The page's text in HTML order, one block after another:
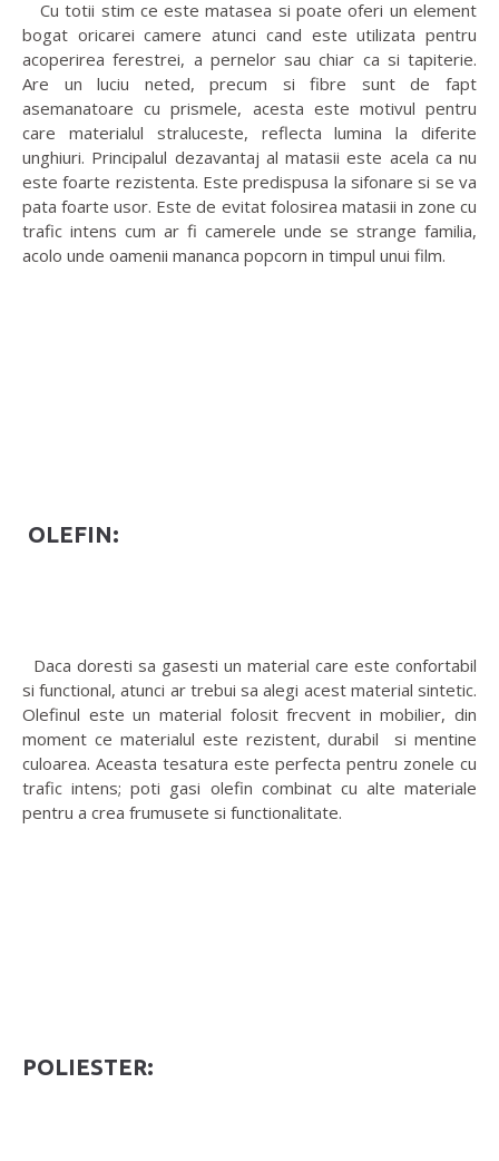
Cu totii stim ce este matasea si poate oferi un element
bogat oricarei camere atunci cand este utilizata pentru
acoperirea ferestrei, a pernelor sau chiar ca si tapiterie.
Are un luciu neted, precum si fibre sunt de fapt
asemanatoare cu prismele, acesta este motivul pentru
care materialul straluceste, reflecta lumina la diferite
unghiuri. Principalul dezavantaj al matasii este acela ca nu
este foarte rezistenta. Este predispusa la sifonare si se va
pata foarte usor. Este de evitat folosirea matasii in zone cu
trafic intens cum ar fi camerele unde se strange familia,
acolo unde oamenii mananca popcorn in timpul unui film.
OLEFIN:
Daca doresti sa gasesti un material care este confortabil
si functional, atunci ar trebui sa alegi acest material sintetic.
Olefinul este un material folosit frecvent in mobilier, din
moment ce materialul este rezistent, durabil si mentine
culoarea. Aceasta tesatura este perfecta pentru zonele cu
trafic intens; poti gasi olefin combinat cu alte materiale
pentru a crea frumusete si functionalitate.
POLIESTER: